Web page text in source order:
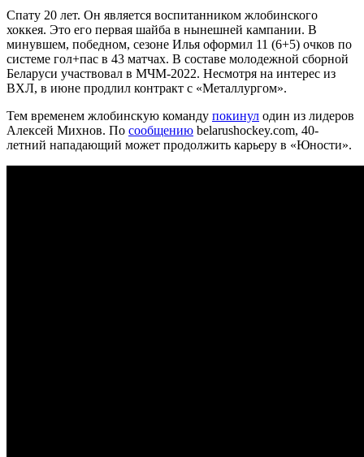
Спату 20 лет. Он является воспитанником жлобинского
хоккея. Это его первая шайба в нынешней кампании. В
минувшем, победном, сезоне Илья оформил 11 (6+5) очков по
системе гол+пас в 43 матчах. В составе молодежной сборной
Беларуси участвовал в МЧМ-2022. Несмотря на интерес из
ВХЛ, в июне продлил контракт с «Металлургом».
Тем временем жлобинскую команду покинул один из лидеров
Алексей Михнов. По сообщению belarushockey.com, 40-
летний нападающий может продолжить карьеру в «Юности».